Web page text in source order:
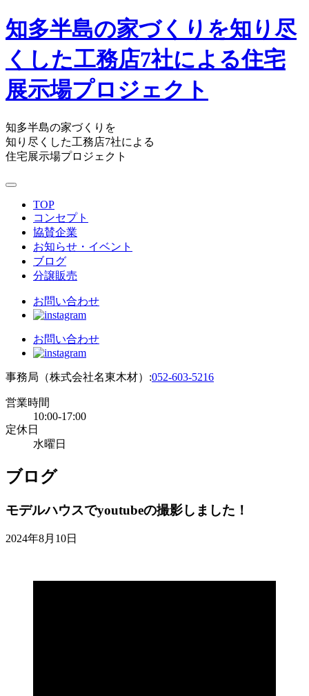
知多半島の家づくりを知り尽
くした工務店7社による住宅
展示場プロジェクト
知多半島の家づくりを
知り尽くした工務店7社による
住宅展示場プロジェクト
TOP
コンセプト
協賛企業
お知らせ・イベント
ブログ
分譲販売
お問い合わせ
お問い合わせ
事務局（株式会社名東木材）:052-603-5216
営業時間
10:00-17:00
定休日
水曜日
ブログ
モデルハウスでyoutubeの撮影しました！
2024年8月10日